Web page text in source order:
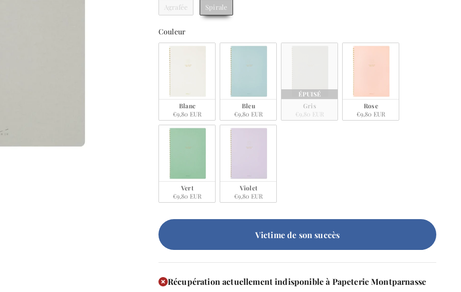
Agrafée Spirale
CouleurCouleur
Blanc
€9,80 EUR
Bleu
€9,80 EUR
ÉPUISÉ
Gris
€9,80 EUR
Rose
€9,80 EUR
Vert
€9,80 EUR
Violet
€9,80 EUR
Victime de son succès
Récupération actuellement indisponible à Papeterie Montparnasse